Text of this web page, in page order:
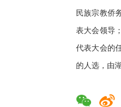
民族宗教侨
表大会领导
代表大会的
的人选，由